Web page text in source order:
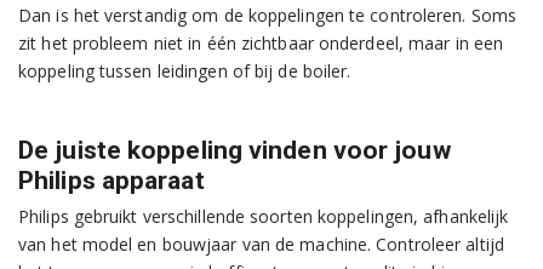
Dan is het verstandig om de koppelingen te controleren. Soms
zit het probleem niet in één zichtbaar onderdeel, maar in een
koppeling tussen leidingen of bij de boiler.
De juiste koppeling vinden voor jouw
Philips apparaat
Philips gebruikt verschillende soorten koppelingen, afhankelijk
van het model en bouwjaar van de machine. Controleer altijd